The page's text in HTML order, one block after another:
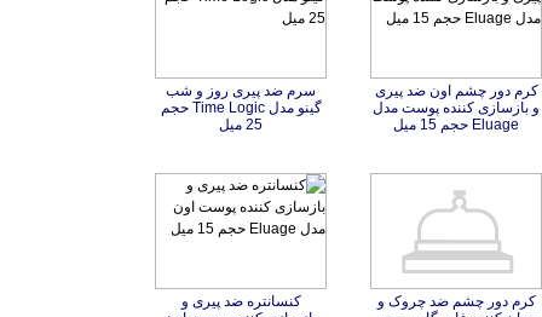
کرم دور چشم اون ضد پیری
و بازسازی کننده پوست مدل
Eluage حجم 15 میل
سرم ضد پیری روز و شب
گینو مدل Time Logic حجم
25 میل
کرم دور چشم ضد چروک و
جوان کننده فابریگاس حجم
کنسانتره ضد پیری و
بازسازی کننده پوست اون